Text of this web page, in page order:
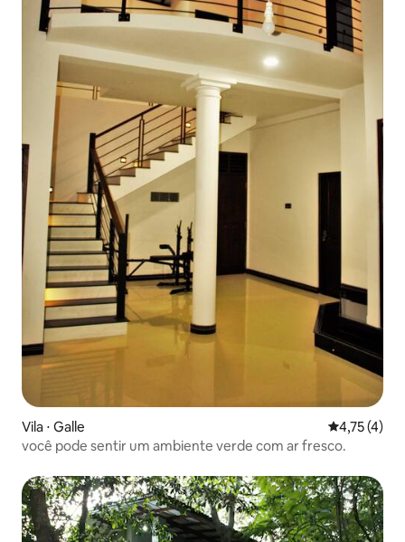
Vila ⋅ Galle 4,75 de
4,75 (4)
você pode sentir um ambiente verde com ar fresco.